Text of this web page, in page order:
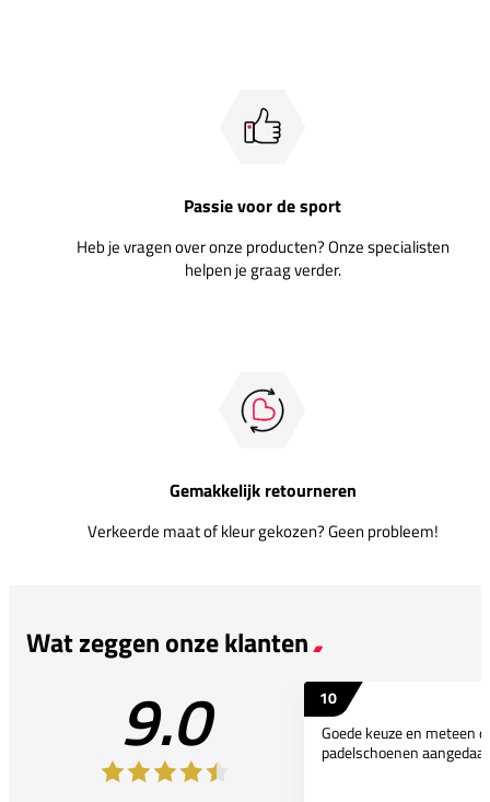
Passie voor de sport
Heb je vragen over onze producten? Onze specialisten
helpen je graag verder.
Gemakkelijk retourneren
Verkeerde maat of kleur gekozen? Geen probleem!
Wat zeggen onze klanten
9.0
10
Goede keuze en meteen
padelschoenen